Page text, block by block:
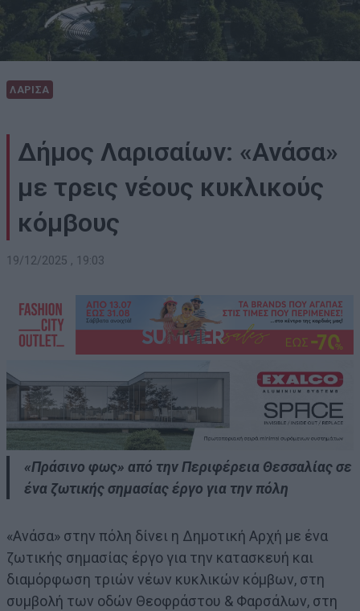
ΛΑΡΙΣΑ
Δήμος Λαρισαίων: «Ανάσα»
με τρεις νέους κυκλικούς
κόμβους
19/12/2025 , 19:03
«Πράσινο φως» από την Περιφέρεια Θεσσαλίας σε
ένα ζωτικής σημασίας έργο για την πόλη
«Ανάσα» στην πόλη δίνει η Δημοτική Αρχή με ένα
ζωτικής σημασίας έργο για την κατασκευή και
διαμόρφωση τριών νέων κυκλικών κόμβων, στη
συμβολή των οδών Θεοφράστου & Φαρσάλων, στη